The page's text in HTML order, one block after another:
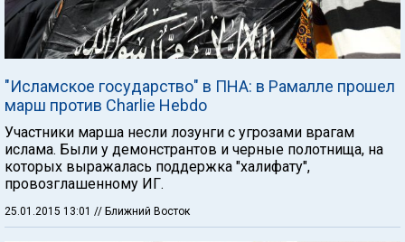
"Исламское государство" в ПНА: в Рамалле прошел
марш против Charlie Hebdo
Участники марша несли лозунги с угрозами врагам
ислама. Были у демонстрантов и черные полотнища, на
которых выражалась поддержка "халифату",
провозглашенному ИГ.
25.01.2015 13:01 // Ближний Восток